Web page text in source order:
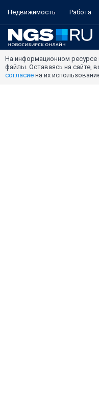
Недвижимость Работа
На информационном
файлы. Оставаясь на сайте,
согласие на их